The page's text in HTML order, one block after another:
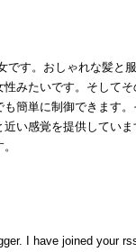
す。おしゃれな髪と
みたいです。そして
簡単に制御できます
い感覚を提供してい
I have joined your